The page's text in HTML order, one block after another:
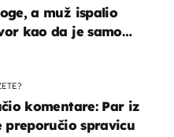
a muž ispalio
kao da je samo
komentare: Par iz
preporučio spravicu